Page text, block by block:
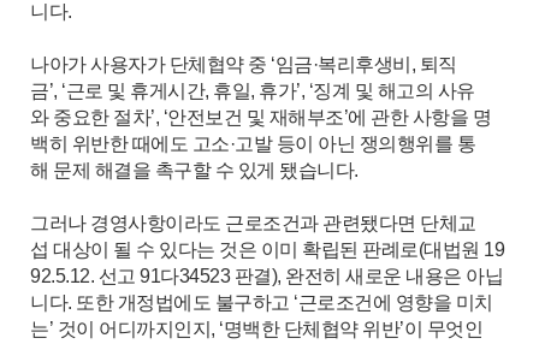
니다.
나아가 사용자가 단체협약 중 ‘임금·복리후생비, 퇴직
금’, ‘근로 및 휴게시간, 휴일, 휴가’, ‘징계 및 해고의 사유
와 중요한 절차’, ‘안전보건 및 재해부조’에 관한 사항을 명
백히 위반한 때에도 고소·고발 등이 아닌 쟁의행위를 통
해 문제 해결을 촉구할 수 있게 됐습니다.
그러나 경영사항이라도 근로조건과 관련됐다면 단체교
섭 대상이 될 수 있다는 것은 이미 확립된 판례로(대법원 19
92.5.12. 선고 91다34523 판결), 완전히 새로운 내용은 아닙
니다. 또한 개정법에도 불구하고 ‘근로조건에 영향을 미치
는’ 것이 어디까지인지, ‘명백한 단체협약 위반’이 무엇인